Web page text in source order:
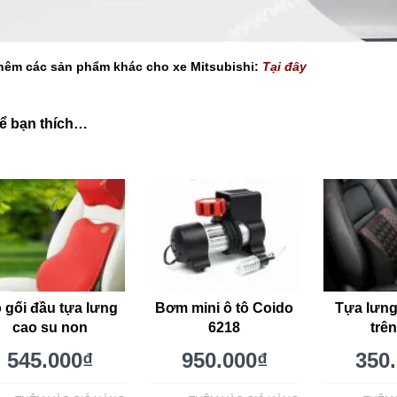
các sản phẩm khác cho xe Mitsubishi: Tại đây
bạn thích…
gối đầu tựa lưng
cao su non
545.000₫
Bơm mini ô tô Coido
6218
950.000₫
Tựa